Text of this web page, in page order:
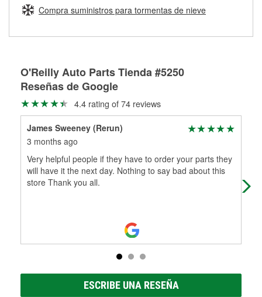
Más información sobre el Programa de Préstamo de
medirán tus tambores o discos para determinar si pueden
ser rectificados con seguridad. Si tus tambores o discos no
partes de reemplazo correctas para tu reparación.
Compra suministros para tormentas de nieve
O'Reilly Auto Parts Tienda #5250
Reseñas de Google
4.4 rating of 74 reviews
James Sweeney (Rerun)
3 months ago
Very helpful people if they have to order your parts they
will have it the next day. Nothing to say bad about this
store Thank you all.
ESCRIBE UNA RESEÑA